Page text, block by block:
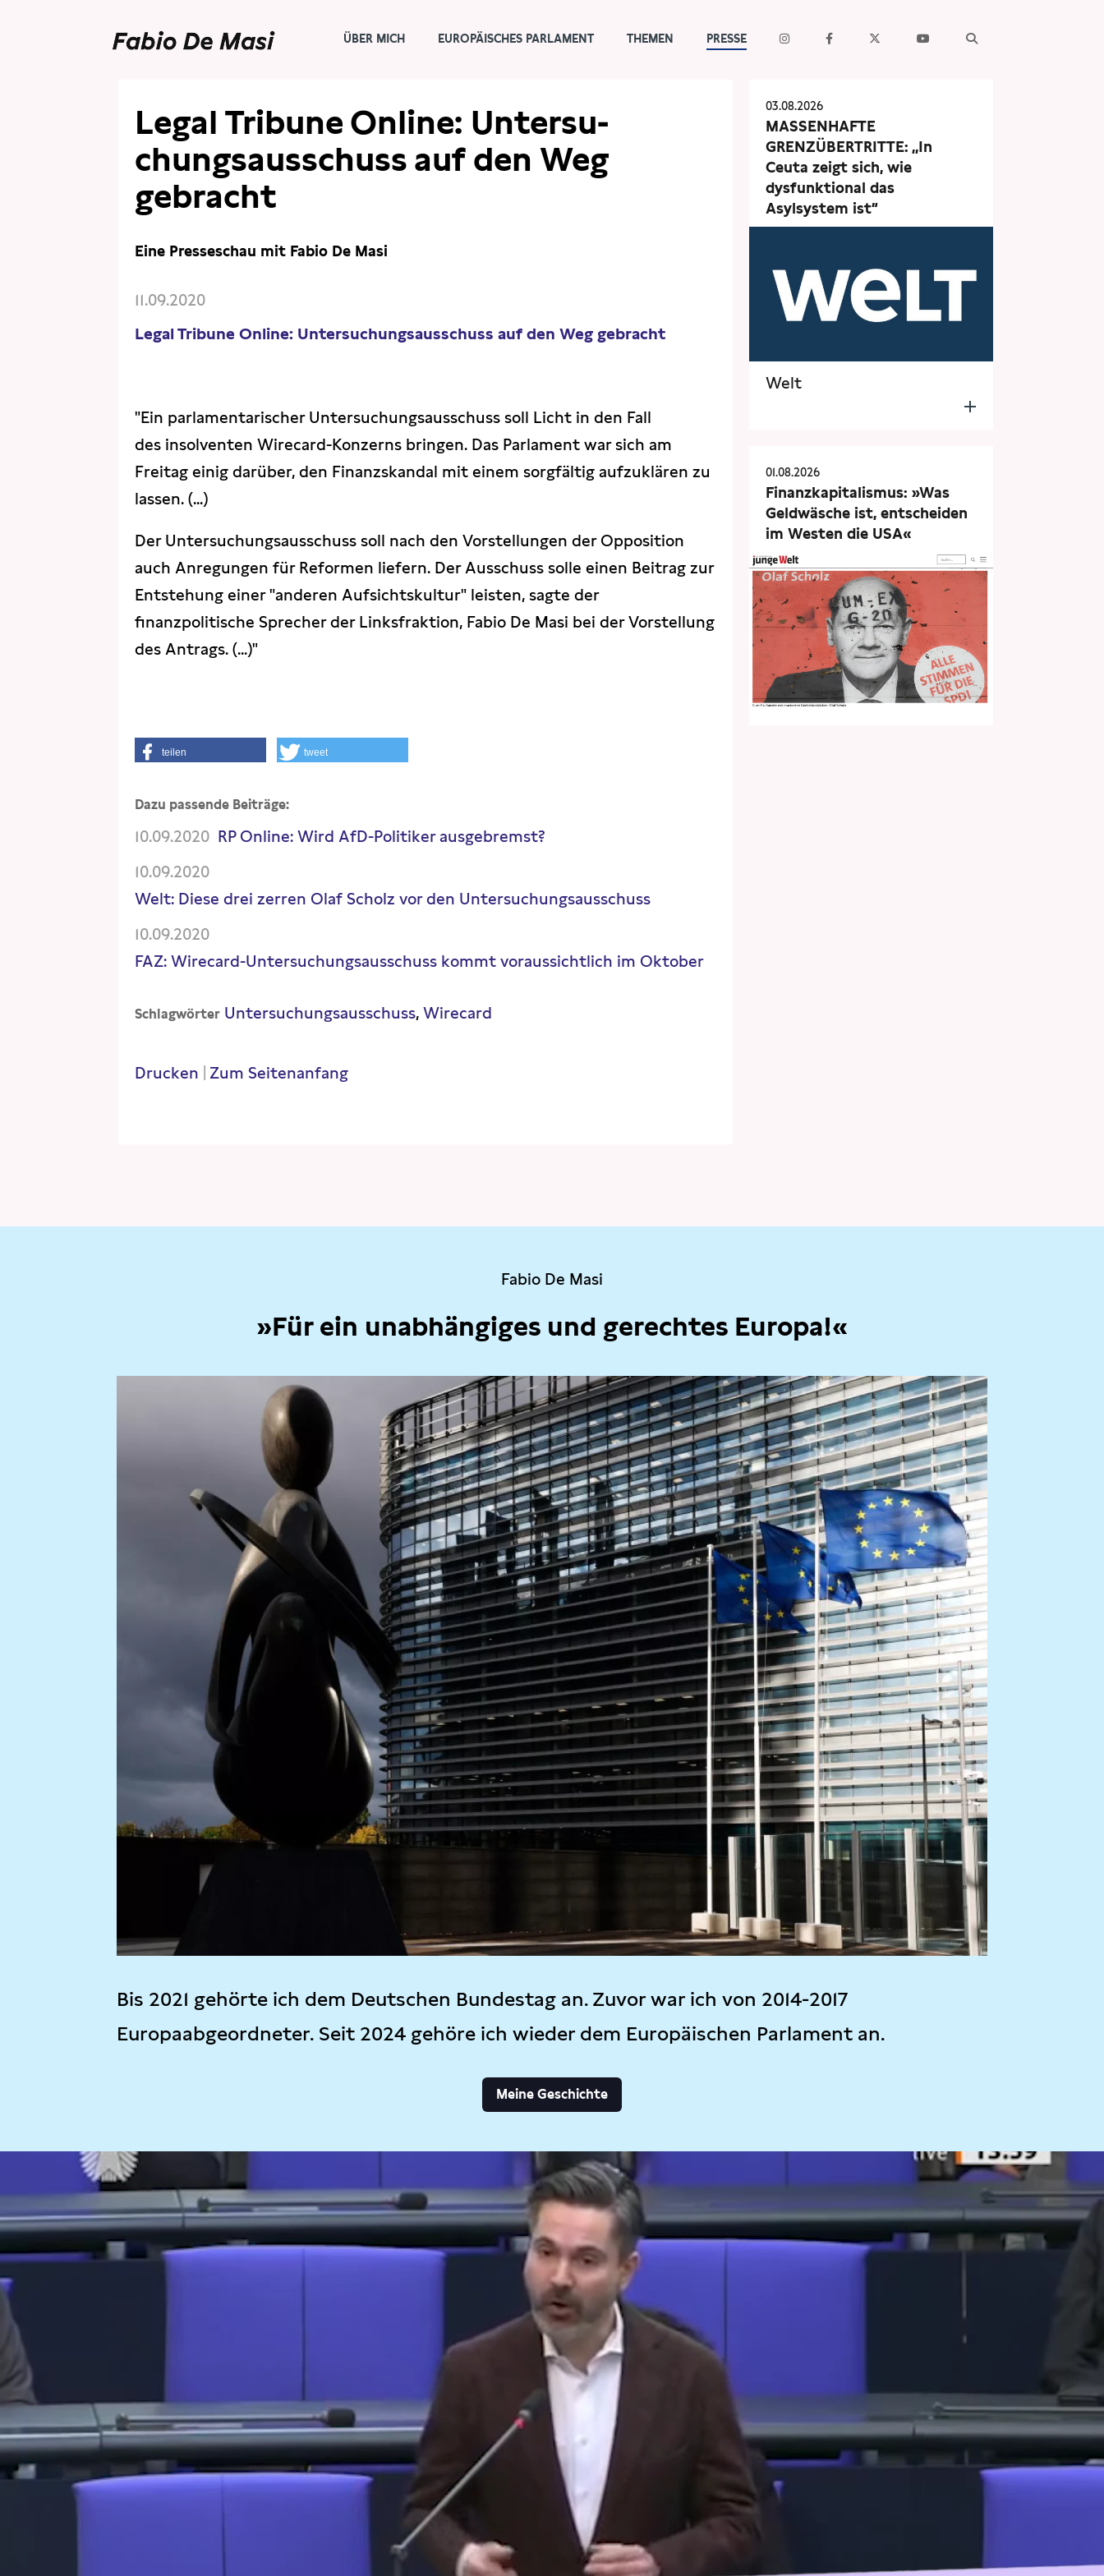
ÜBER MICH EUROPÄISCHES PARLAMENT THEMEN PRESSE
Legal Tribune Online: Unter­su­
chungs­aus­schuss auf den Weg
gebracht
Eine Presseschau mit Fabio De Masi
11.09.2020
Legal Tribune Online: Unter­su­chungs­aus­schuss auf den Weg gebracht
"Ein parlamentarischer Untersuchungsausschuss soll Licht in den Fall
des insolventen Wirecard-Konzerns bringen. Das Parlament war sich am
Freitag einig darüber, den Finanzskandal mit einem sorgfältig aufzuklären zu
lassen. (...)
Der Untersuchungsausschuss soll nach den Vorstellungen der Opposition
auch Anregungen für Reformen liefern. Der Ausschuss solle einen Beitrag zur
Entstehung einer "anderen Aufsichtskultur" leisten, sagte der
finanzpolitische Sprecher der Linksfraktion, Fabio De Masi bei der Vorstellung
des Antrags. (...)"
teilen tweet
Dazu passende Beiträge:
10.09.2020 RP Online: Wird AfD-Politiker ausgebremst?
10.09.2020
Welt: Diese drei zerren Olaf Scholz vor den Untersuchungsausschuss
10.09.2020
FAZ: Wirecard-Untersuchungsausschuss kommt voraussichtlich im Oktober
Schlagwörter Untersuchungsausschuss Wirecard
Drucken Zum Seitenanfang
03.08.2026
MASSENHAFTE
GRENZÜBERTRITTE: „In
Ceuta zeigt sich, wie
dysfunktional das
Asylsystem ist“
Welt
01.08.2026
Finanzkapitalismus: »Was
Geldwäsche ist, entscheiden
im Westen die USA«
Fabio De Masi
»Für ein unabhängiges und gerechtes Europa!«
Bis 2021 gehörte ich dem Deutschen Bundestag an. Zuvor war ich von 2014-2017
Europaabgeordneter. Seit 2024 gehöre ich wieder dem Europäischen Parlament an.
Meine Geschichte